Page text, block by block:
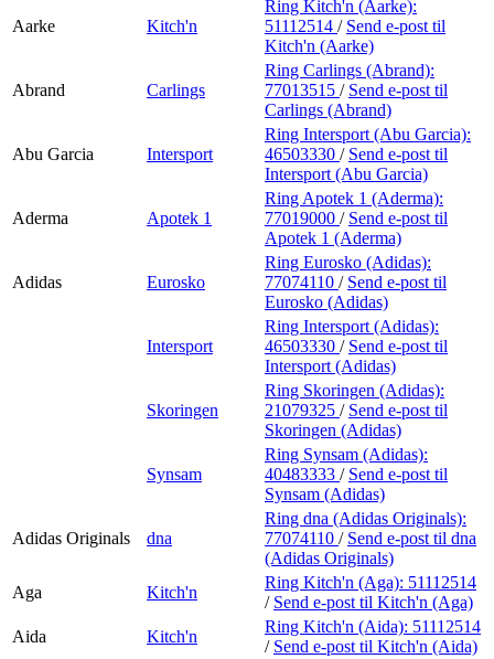
Finn frem
Aarke Kitch'n
Ring Kitch'n (Aarke):
51112514 / Send e-post til
Kitch'n (Aarke)
Abrand Carlings
Ring Carlings (Abrand):
77013515 / Send e-post til
Carlings (Abrand)
Abu Garcia Intersport
Ring Intersport (Abu Garcia):
46503330 / Send e-post til
Intersport (Abu Garcia)
Aderma Apotek 1
Ring Apotek 1 (Aderma):
77019000 / Send e-post til
Apotek 1 (Aderma)
Adidas Eurosko
Ring Eurosko (Adidas):
77074110 / Send e-post til
Eurosko (Adidas)
Intersport
Ring Intersport (Adidas):
46503330 / Send e-post til
Intersport (Adidas)
Skoringen
Ring Skoringen (Adidas):
21079325 / Send e-post til
Skoringen (Adidas)
Synsam
Ring Synsam (Adidas):
40483333 / Send e-post til
Synsam (Adidas)
Adidas Originals dna
Ring dna (Adidas Originals):
77074110 / Send e-post til dna
(Adidas Originals)
Aga
Kitch'n
Ring Kitch'n (Aga): 51112514
/ Send e-post til Kitch'n (Aga)
Aida
Kitch'n
Ring Kitch'n (Aida): 51112514
/ Send e-post til Kitch'n (Aida)